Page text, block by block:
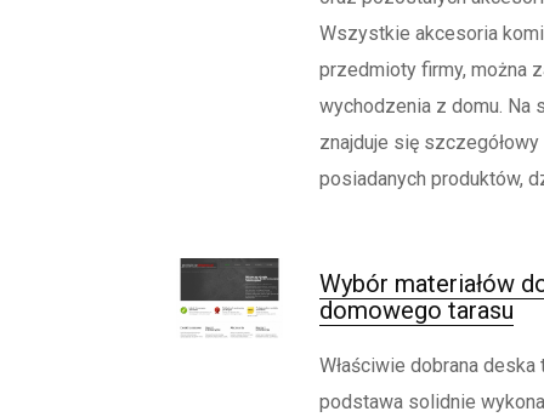
Wszystkie akcesoria
przedmioty firmy, można
wychodzenia z domu. Na
znajduje się szczegółowy
posiadanych produktów,
Wybór materiałów
domowego tarasu
Właściwie dobrana deska
podstawa solidnie